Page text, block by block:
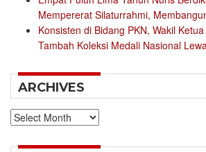
Mempererat Silaturrahmi,
Konsisten di Bidang PKN, Wakil
Tambah Koleksi Medali Nasional
ARCHIVES
Archives